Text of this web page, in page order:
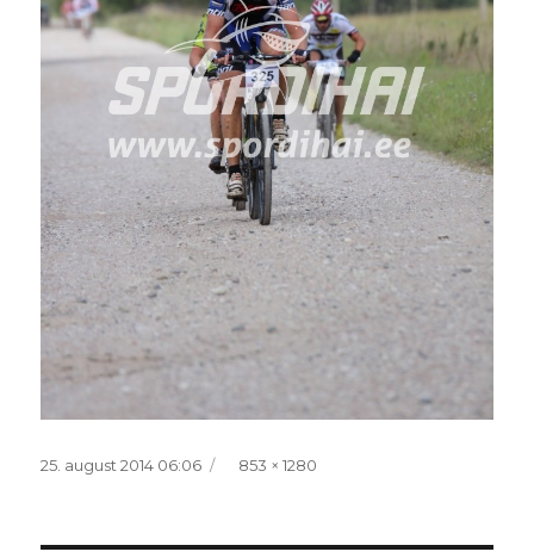
Postitatud
25. august 2014 06:06 Täissuurus
853 × 1280